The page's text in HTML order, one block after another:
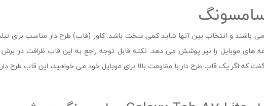
های موبایل را نیر پوشش می دهد. نکته قابل توجه راجع به این قاب ظرافت در
اگر یک قاب طرح دار با مقاومت بالا برای موبایل خود می خواهید، این قاب طرح